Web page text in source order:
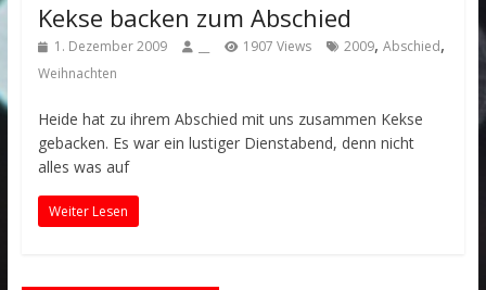
Kekse backen zum Abschied
1. Dezember 2009 1907 Views 2009, Abschied,
Weihnachten
Heide hat zu ihrem Abschied mit uns zusammen Kekse
gebacken. Es war ein lustiger Dienstabend, denn nicht
alles was auf
Weiter Lesen